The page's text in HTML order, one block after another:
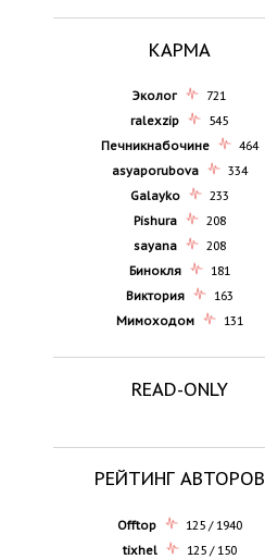
КАРМА
Эколог
721
ralexzip
545
Печникнабочине
464
asyaporubova
334
Galayko
233
Pishura
208
sayana
208
Бинокля
181
Виктория
163
Мимоходом
131
READ-ONLY
РЕЙТИНГ АВТОРОВ
Offtop
125 / 1940
tixhel
125 / 150